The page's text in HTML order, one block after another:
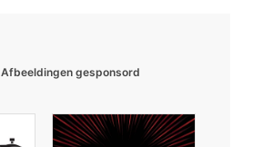
Afbeeldingen gesponsord